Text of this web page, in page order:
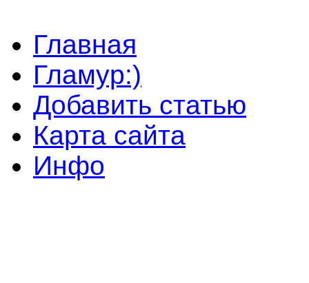
Главная
Гламур:)
Добавить статью
Карта сайта
Инфо